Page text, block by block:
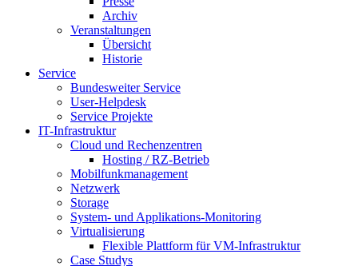
Archiv
Veranstaltungen
Übersicht
Historie
Service
Bundesweiter Service
User-Helpdesk
Service Projekte
IT-Infrastruktur
Cloud und Rechenzentren
Hosting / RZ-Betrieb
Mobilfunkmanagement
Netzwerk
Storage
System- und Applikations-Monitoring
Virtualisierung
Flexible Plattform für VM-Infrastruktur
Case Studys